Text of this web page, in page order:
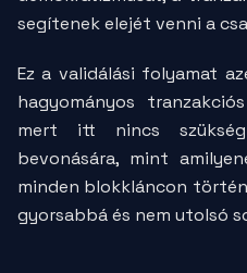
segítenek elejét venni a
Ez a validálási folyamat
hagyományos
mert itt nincs
bevonására, mint
minden blokkláncon
gyorsabbá és nem utolsó